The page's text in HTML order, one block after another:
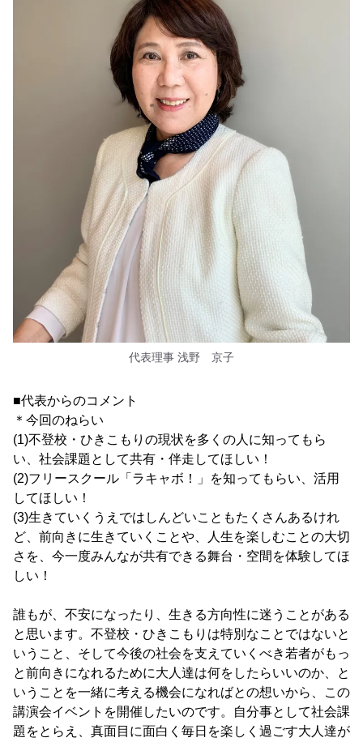
代表理事 浅野 京子
■代表からのコメント
＊今回のねらい
(1)不登校・ひきこもりの現状を多くの人に知ってもら
い、社会課題として共有・伴走してほしい！
(2)フリースクール「ラキャボ！」を知ってもらい、活用
してほしい！
(3)生きていくうえではしんどいこともたくさんあるけれ
ど、前向きに生きていくことや、人生を楽しむことの大切
さを、今一度みんなが共有できる舞台・空間を体験してほ
しい！
誰もが、不安になったり、生きる方向性に迷うことがある
と思います。不登校・ひきこもりは特別なことではないと
いうこと、そして今後の社会を支えていくべき若者がもっ
と前向きになれるために大人達は何をしたらいいのか、と
いうことを一緒に考える機会になればとの想いから、この
講演会イベントを開催したいのです。自分事として社会課
題をとらえ、真面目に面白く毎日を楽しく過ごす大人達が